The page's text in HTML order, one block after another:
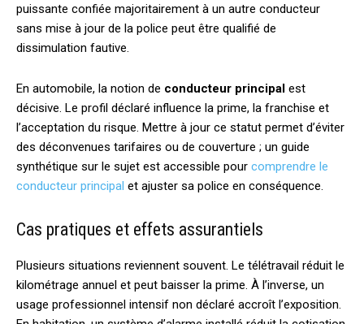
puissante confiée majoritairement à un autre conducteur
sans mise à jour de la police peut être qualifié de
dissimulation fautive.
En automobile, la notion de conducteur principal est
décisive. Le profil déclaré influence la prime, la franchise et
l’acceptation du risque. Mettre à jour ce statut permet d’éviter
des déconvenues tarifaires ou de couverture ; un guide
synthétique sur le sujet est accessible pour comprendre le
conducteur principal et ajuster sa police en conséquence.
Cas pratiques et effets assurantiels
Plusieurs situations reviennent souvent. Le télétravail réduit le
kilométrage annuel et peut baisser la prime. À l’inverse, un
usage professionnel intensif non déclaré accroît l’exposition.